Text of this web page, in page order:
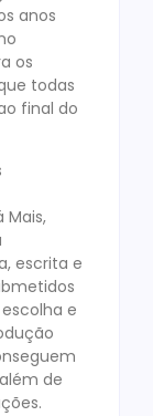
anos
os
todas
final do
Mais,
escrita e
e
de